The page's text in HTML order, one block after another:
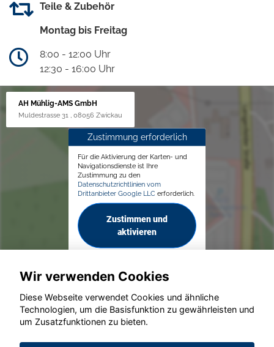
Teile & Zubehör
Montag bis Freitag
8:00 - 12:00 Uhr
12:30 - 16:00 Uhr
AH Mühlig-AMS GmbH
Muldestrasse 31 , 08056 Zwickau
Zustimmung erforderlich
Für die Aktivierung der Karten- und
Navigationsdienste ist Ihre
Zustimmung zu den
Datenschutzrichtlinien vom
Drittanbieter Google LLC erforderlich.
Zustimmen und
aktivieren
© konjunkturmotor.de GmbH 2020 - 2026
Wir verwenden Cookies
Diese Webseite verwendet Cookies und ähnliche
Technologien, um die Basisfunktion zu gewährleisten und
um Zusatzfunktionen zu bieten.